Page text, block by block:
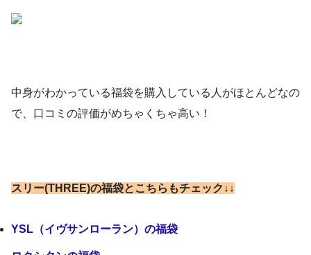
予約・販売は12月14日火曜日～：楽天市場AB-
January 8, 2021
中身がわかっている福袋を購入している人がほとんどなの
で、口コミの評価がめちゃくちゃ高い！
スリー(THREE)の福袋とこちらもチェック↓↓
YSL（イヴサンローラン）の福袋